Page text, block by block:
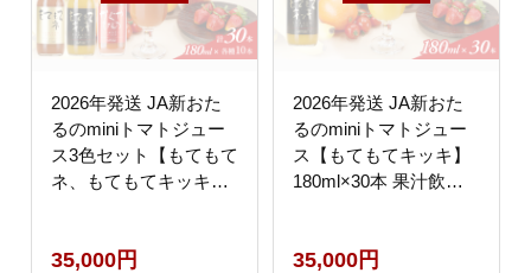
2026年発送 JA新おた
るのminiトマトジュー
ス3色セット【もてもて
ネ、もてもてキッキ、
高糖度 甘味 濃厚 美味
35,000円
2026年発送 JA新おた
るのminiトマトジュー
ス【もてもてキッキ】
180ml×30本 果汁飲料
たる]
35,000円